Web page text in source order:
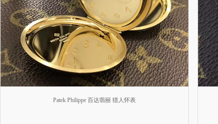
Patek Philippe 百达翡丽 猎人怀表